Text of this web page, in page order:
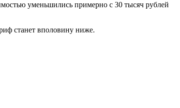
уменьшились примерно с 30 тысяч рублей
станет вполовину ниже.